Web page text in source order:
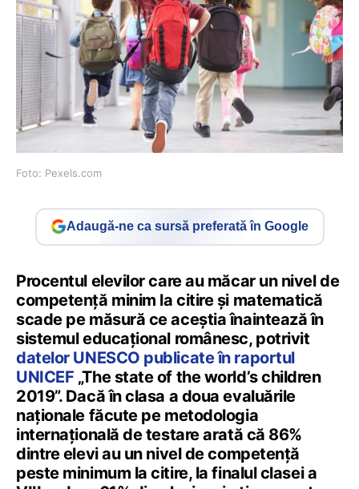
Foto: Pexels.com
Adaugă-ne ca sursă preferată în Google
Procentul elevilor care au măcar un nivel de
competență minim la citire și matematică
scade pe măsură ce aceştia înaintează în
sistemul educaţional românesc, potrivit
datelor UNESCO publicate în raportul
UNICEF „The state of the world’s children
2019”. Dacă în clasa a doua evaluările
naţionale făcute pe metodologia
internaţională de testare arată că 86%
dintre elevi au un nivel de competenţă
peste minimum la citire, la finalul clasei a